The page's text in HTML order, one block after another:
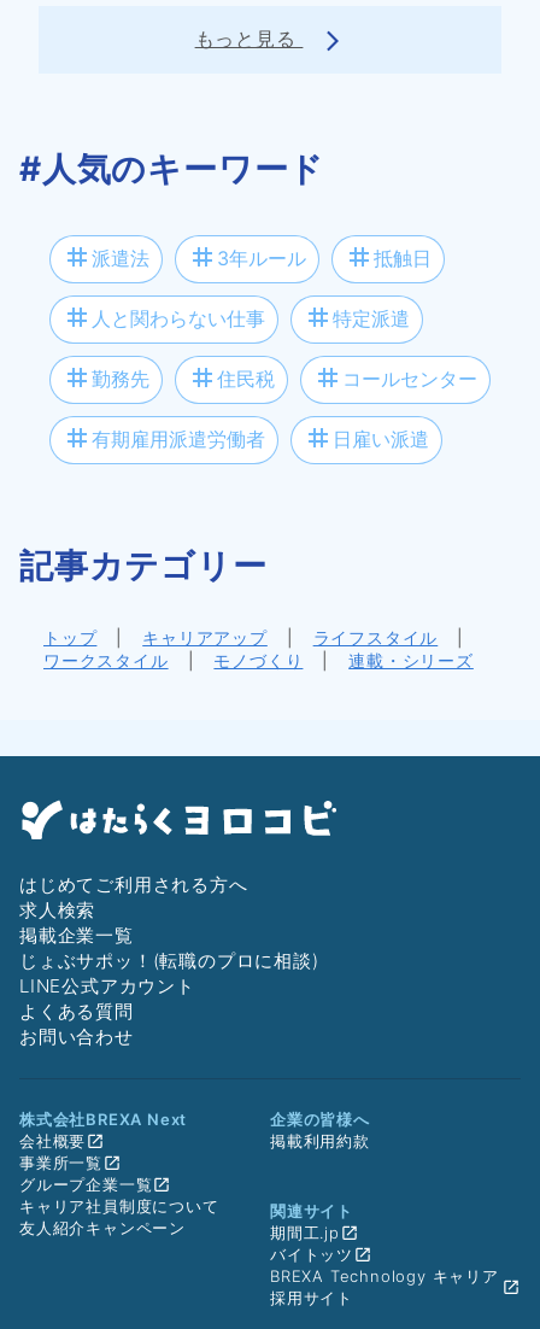
もっと見る arrow_forward_ios
#人気のキーワード
tag 派遣法 tag 3年ルール tag 抵触日
tag 人と関わらない仕事 tag 特定派遣
tag 勤務先 tag 住民税 tag コールセンター
tag 有期雇用派遣労働者 tag 日雇い派遣
記事カテゴリー
トップ キャリアアップ ライフスタイル
ワークスタイル
モノづくり 連載・シリーズ
はじめてご利用される方へ
求人検索
掲載企業一覧
じょぶサポッ！(転職のプロに相談)
LINE公式アカウント
よくある質問
お問い合わせ
株式会社BREXA Next
会社概要
事業所一覧
グループ企業一覧
キャリア社員制度について
友人紹介キャンペーン
企業の皆様へ
掲載利用約款
関連サイト
期間工.jp
バイトッツ
BREXA Technology キャリア
採用サイト